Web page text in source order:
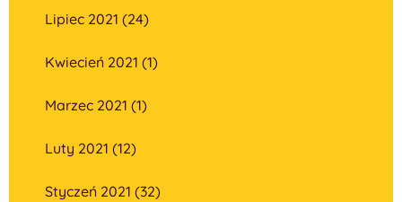
Lipiec 2021 (24)
Kwiecień 2021 (1)
Marzec 2021 (1)
Luty 2021 (12)
Styczeń 2021 (32)